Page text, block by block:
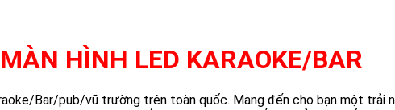
MÀN HÌNH LED KARAOKE/BAR
Bar/pub/vũ trường trên toàn quốc. Mang đến cho bạn một trải